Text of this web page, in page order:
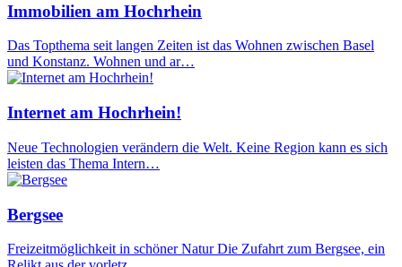
Immobilien am Hochrhein
Das Topthema seit langen Zeiten ist das Wohnen zwischen Basel
und Konstanz. Wohnen und ar…
Internet am Hochrhein!
Neue Technologien verändern die Welt. Keine Region kann es sich
leisten das Thema Intern…
Bergsee
Freizeitmöglichkeit in schöner Natur Die Zufahrt zum Bergsee, ein